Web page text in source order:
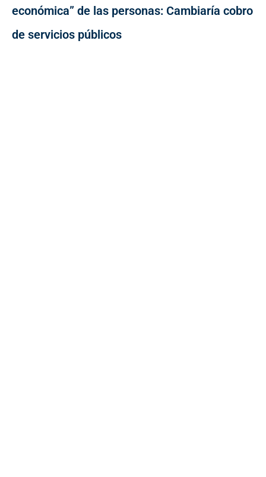
económica” de las personas: Cambiaría cobro
de servicios públicos